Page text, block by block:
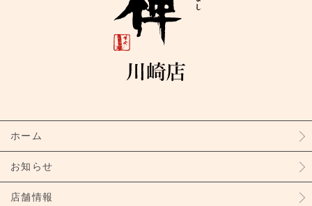
ホーム
お知らせ
店舗情報